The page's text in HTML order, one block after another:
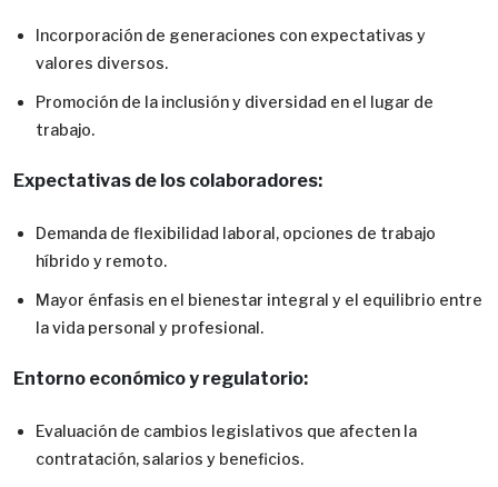
Incorporación de generaciones con expectativas y
valores diversos.
Promoción de la inclusión y diversidad en el lugar de
trabajo.
Expectativas de los colaboradores:
Demanda de flexibilidad laboral, opciones de trabajo
híbrido y remoto.
Mayor énfasis en el bienestar integral y el equilibrio entre
la vida personal y profesional.
Entorno económico y regulatorio:
Evaluación de cambios legislativos que afecten la
contratación, salarios y beneficios.